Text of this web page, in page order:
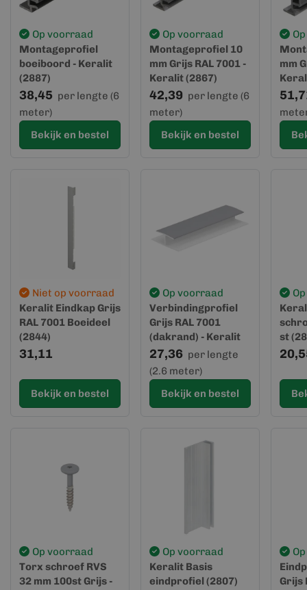
Op voorraad
Montageprofiel
boeiboord - Keralit
(2887)
38,45 per lengte (6
meter)
Bekijk en bestel
Op voorraad
Montageprofiel 10
mm Grijs RAL 7001 -
Keralit (2867)
42,39 per lengte (6
meter)
Bekijk en bestel
mm
Niet op voorraad
Keralit Eindkap Grijs
RAL 7001 Boeideel
(2844)
31,11
Bekijk en bestel
Op voorraad
Verbindingprofiel
Grijs RAL 7001
(dakrand) - Keralit
(0420)
27,36 per lengte
(2.6 meter)
Bekijk en bestel
st
Op voorraad
Torx schroef RVS
32 mm 100st Grijs -
Op voorraad
Keralit Basis
eindprofiel (2807)
Grijs